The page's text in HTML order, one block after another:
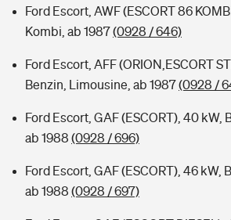
Ford Escort, AWF (ESCORT 86
Kombi, ab 1987(0928 / 646)
Ford Escort, AFF (ORION,ESCORT
Benzin, Limousine, ab 1987(0928 /
Ford Escort, GAF (ESCORT), 40 kW,
ab 1988 (0928 / 696)
Ford Escort, GAF (ESCORT), 46 kW,
ab 1988 (0928 / 697)